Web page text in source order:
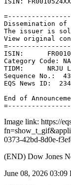
Dissemination of
The issuer is
View original
ISIN:
Category Code:
TIDM:      NRJU
Sequence No.:
EQS News ID:
End of
Image link: https://
0373-42bd-8d0e-
(END) Dow Jones
June 08, 2026